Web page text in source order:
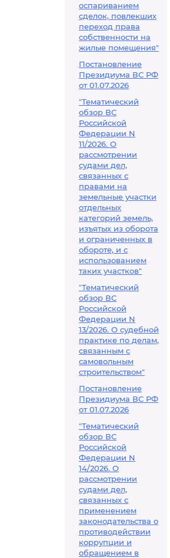
оспариванием
сделок, повлекших
переход права
собственности на
жилые помещения"
Постановление
Президиума ВС РФ
от 01.07.2026
"Тематический
обзор ВС
Российской
Федерации N
11/2026. О
рассмотрении
судами дел,
связанных с
правами на
земельные участки
отдельных
категорий земель,
изъятых из оборота
и ограниченных в
обороте, и с
использованием
таких участков"
"Тематический
обзор ВС
Российской
Федерации N
13/2026. О судебной
практике по делам,
связанным с
самовольным
строительством"
Постановление
Президиума ВС РФ
от 01.07.2026
"Тематический
обзор ВС
Российской
Федерации N
14/2026. О
рассмотрении
судами дел,
связанных с
применением
законодательства о
противодействии
коррупции и
обращением в